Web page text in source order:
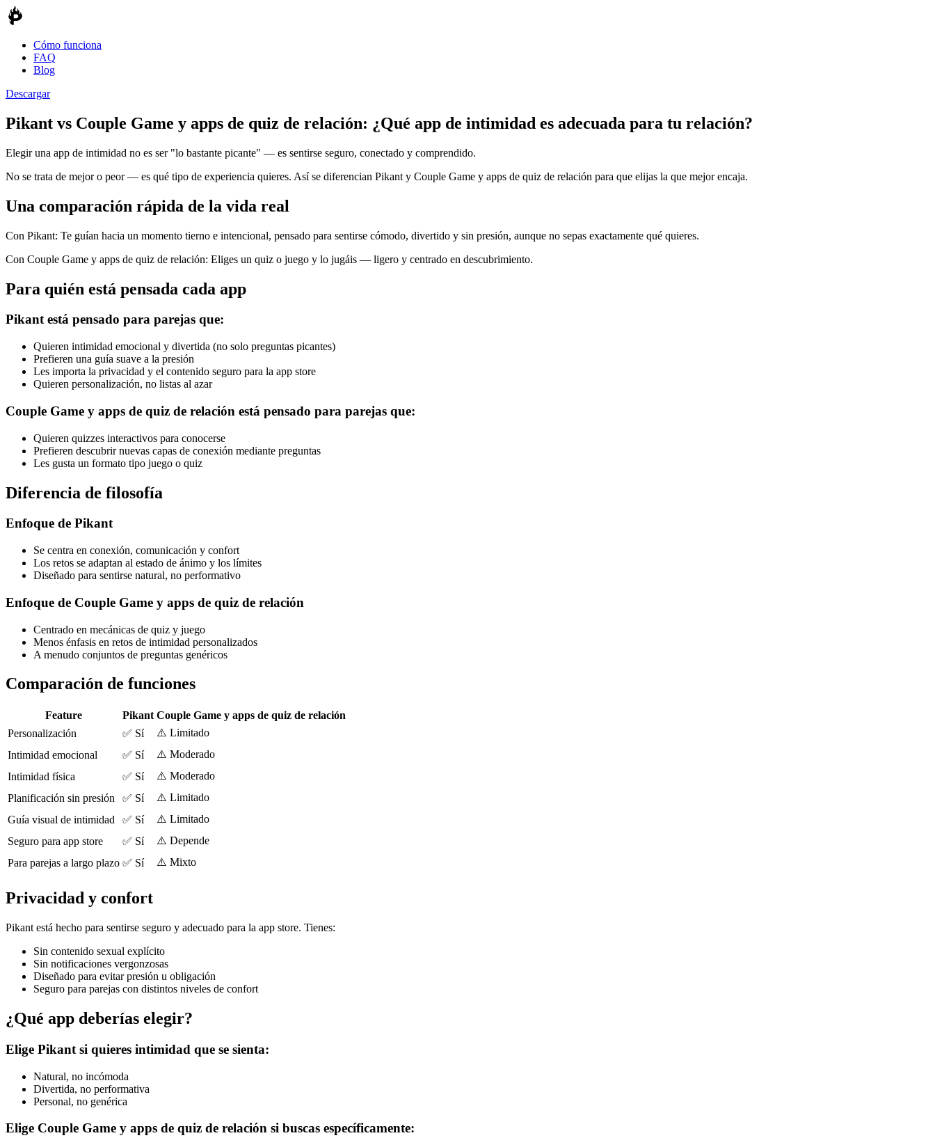
Cómo funciona
FAQ
Blog
Descargar
Pikant vs Couple Game y apps de quiz de relación: ¿Qué app de intimidad es adecuada para tu relación?
Elegir una app de intimidad no es ser "lo bastante picante" — es sentirse seguro, conectado y comprendido.
No se trata de mejor o peor — es qué tipo de experiencia quieres. Así se diferencian Pikant y Couple Game y apps de quiz de relación para que elijas la que mejor encaja.
Una comparación rápida de la vida real
Con Pikant: Te guían hacia un momento tierno e intencional, pensado para sentirse cómodo, divertido y sin presión, aunque no sepas exactamente qué quieres.
Con Couple Game y apps de quiz de relación: Eliges un quiz o juego y lo jugáis — ligero y centrado en descubrimiento.
Para quién está pensada cada app
Pikant está pensado para parejas que:
Quieren intimidad emocional y divertida (no solo preguntas picantes)
Prefieren una guía suave a la presión
Les importa la privacidad y el contenido seguro para la app store
Quieren personalización, no listas al azar
Couple Game y apps de quiz de relación está pensado para parejas que:
Quieren quizzes interactivos para conocerse
Prefieren descubrir nuevas capas de conexión mediante preguntas
Les gusta un formato tipo juego o quiz
Diferencia de filosofía
Enfoque de Pikant
Se centra en conexión, comunicación y confort
Los retos se adaptan al estado de ánimo y los límites
Diseñado para sentirse natural, no performativo
Enfoque de Couple Game y apps de quiz de relación
Centrado en mecánicas de quiz y juego
Menos énfasis en retos de intimidad personalizados
A menudo conjuntos de preguntas genéricos
Comparación de funciones
Feature Pikant Couple Game y apps de quiz de relación
Personalización
✅ Sí
⚠️ Limitado
Intimidad emocional
✅ Sí
⚠️ Moderado
Intimidad física
✅ Sí
⚠️ Moderado
Planificación sin presión
✅ Sí
⚠️ Limitado
Guía visual de intimidad
✅ Sí
⚠️ Limitado
Seguro para app store
✅ Sí
⚠️ Depende
Para parejas a largo plazo ✅ Sí ⚠️ Mixto
Privacidad y confort
Pikant está hecho para sentirse seguro y adecuado para la app store. Tienes:
Sin contenido sexual explícito
Sin notificaciones vergonzosas
Diseñado para evitar presión u obligación
Seguro para parejas con distintos niveles de confort
¿Qué app deberías elegir?
Elige Pikant si quieres intimidad que se sienta:
Natural, no incómoda
Divertida, no performativa
Personal, no genérica
Elige Couple Game y apps de quiz de relación si buscas específicamente: